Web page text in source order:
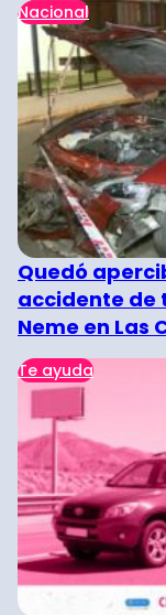
Nacional
Quedó
accidente de
Neme en Las
Te ayuda